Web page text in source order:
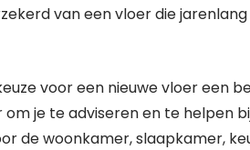
van een vloer die
voor een nieuwe vloer een
je te adviseren en te helpen
de woonkamer, slaapkamer,